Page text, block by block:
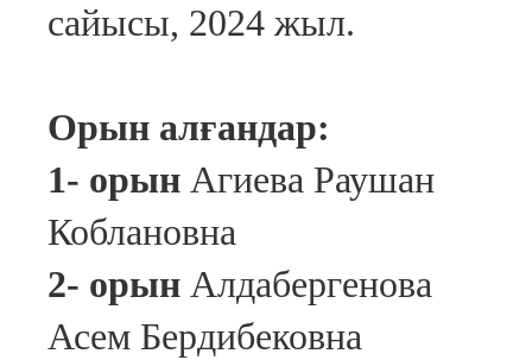
сайысы, 2024 жыл.
Орын алғандар:
1- орын Агиева Раушан
Коблановна
2- орын Алдабергенова
Асем Бердибековна